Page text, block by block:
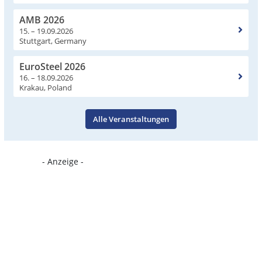
AMB 2026
15. – 19.09.2026
Stuttgart, Germany
EuroSteel 2026
16. – 18.09.2026
Krakau, Poland
Alle Veranstaltungen
- Anzeige -